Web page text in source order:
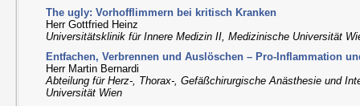
The ugly: Vorhofflimmern bei kritisch Kranken
Herr Gottfried Heinz
Universitätsklinik für Innere Medizin II, Medizinische Universität
Entfachen, Verbrennen und Auslöschen – Pro-Inflammation
Herr Martin Bernardi
Abteilung für Herz-, Thorax-, Gefäßchirurgische Anästhesie und
Universität Wien